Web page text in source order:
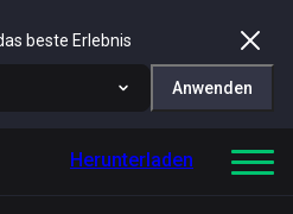
beste Erlebnis
Anwenden
Herunterladen